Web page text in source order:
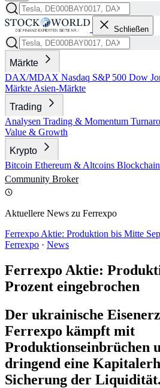
Schließen
Märkte
DAX/MDAX Nasdaq S&P 500 Dow
Märkte Asien-Märkte
Trading
Analysen Trading & Momentum
Value & Growth
Krypto
Bitcoin Ethereum & Altcoins Blockchain
Community Broker
Aktuellere News zu Ferrexpo
Ferrexpo Aktie: Produktion bis Mitte
Ferrexpo · News
Ferrexpo Aktie:
Prozent eingebrochen
Der ukrainische
Ferrexpo kämpft mit
Produktionseinbrüchen
dringend eine
Sicherung der Liquidität.